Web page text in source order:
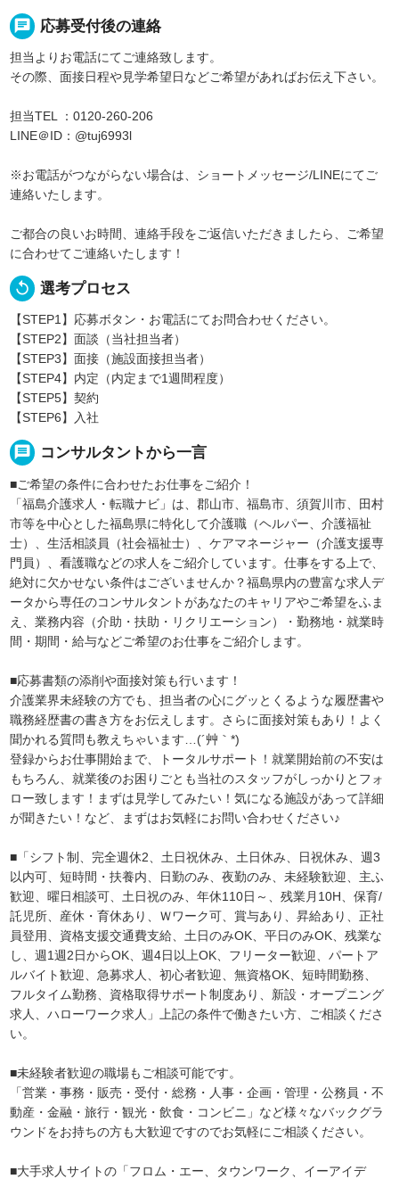
chat 応募受付後の連絡
担当よりお電話にてご連絡致します。
その際、面接日程や見学希望日などご希望があればお伝え下さい。
担当TEL ：0120-260-206
LINE＠ID：@tuj6993l
※お電話がつながらない場合は、ショートメッセージ/LINEにてご
連絡いたします。
ご都合の良いお時間、連絡手段をご返信いただきましたら、ご希望
に合わせてご連絡いたします！
replay 選考プロセス
【STEP1】応募ボタン・お電話にてお問合わせください。
【STEP2】面談（当社担当者）
【STEP3】面接（施設面接担当者）
【STEP4】内定（内定まで1週間程度）
【STEP5】契約
【STEP6】入社
message コンサルタントから一言
■ご希望の条件に合わせたお仕事をご紹介！
「福島介護求人・転職ナビ」は、郡山市、福島市、須賀川市、田村
市等を中心とした福島県に特化して介護職（ヘルパー、介護福祉
士）、生活相談員（社会福祉士）、ケアマネージャー（介護支援専
門員）、看護職などの求人をご紹介しています。仕事をする上で、
絶対に欠かせない条件はございませんか？福島県内の豊富な求人デ
ータから専任のコンサルタントがあなたのキャリアやご希望をふま
え、業務内容（介助・扶助・リクリエーション）・勤務地・就業時
間・期間・給与などご希望のお仕事をご紹介します。
■応募書類の添削や面接対策も行います！
介護業界未経験の方でも、担当者の心にグッとくるような履歴書や
職務経歴書の書き方をお伝えします。さらに面接対策もあり！よく
聞かれる質問も教えちゃいます…(´艸｀*)
登録からお仕事開始まで、トータルサポート！就業開始前の不安は
もちろん、就業後のお困りごとも当社のスタッフがしっかりとフォ
ロー致します！まずは見学してみたい！気になる施設があって詳細
が聞きたい！など、まずはお気軽にお問い合わせください♪
■「シフト制、完全週休2、土日祝休み、土日休み、日祝休み、週3
以内可、短時間・扶養内、日勤のみ、夜勤のみ、未経験歓迎、主ふ
歓迎、曜日相談可、土日祝のみ、年休110日～、残業月10H、保育/
託児所、産休・育休あり、Ｗワーク可、賞与あり、昇給あり、正社
員登用、資格支援交通費支給、土日のみOK、平日のみOK、残業な
し、週1週2日からOK、週4日以上OK、フリーター歓迎、パートア
ルバイト歓迎、急募求人、初心者歓迎、無資格OK、短時間勤務、
フルタイム勤務、資格取得サポート制度あり、新設・オープニング
求人、ハローワーク求人」上記の条件で働きたい方、ご相談くださ
い。
■未経験者歓迎の職場もご相談可能です。
「営業・事務・販売・受付・総務・人事・企画・管理・公務員・不
動産・金融・旅行・観光・飲食・コンビニ」など様々なバックグラ
ウンドをお持ちの方も大歓迎ですのでお気軽にご相談ください。
■大手求人サイトの「フロム・エー、タウンワーク、イーアイデ